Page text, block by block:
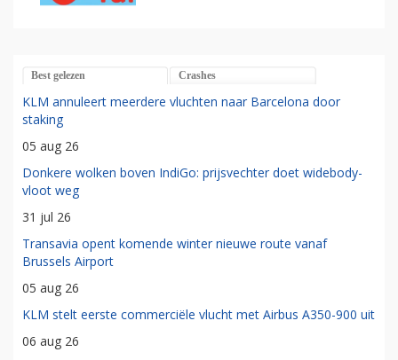
Best gelezen Crashes
KLM annuleert meerdere vluchten naar Barcelona door
staking
05 aug 26
Donkere wolken boven IndiGo: prijsvechter doet widebody-
vloot weg
31 jul 26
Transavia opent komende winter nieuwe route vanaf
Brussels Airport
05 aug 26
KLM stelt eerste commerciële vlucht met Airbus A350-900 uit
06 aug 26